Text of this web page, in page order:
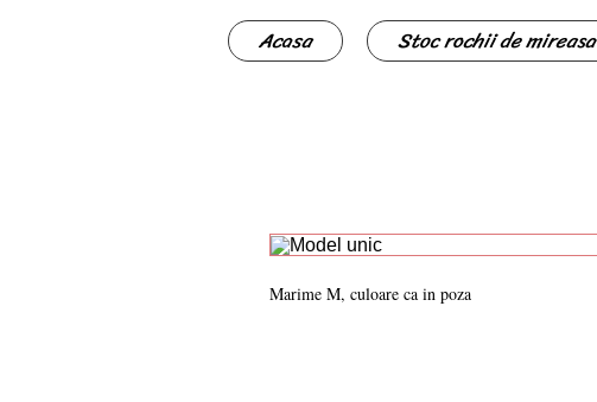
Acasa Stoc rochii de mireasa
Marime M, culoare ca in poza